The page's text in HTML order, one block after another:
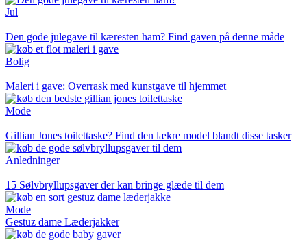
Jul
Den gode julegave til kæresten ham? Find gaven på denne måde
Bolig
Maleri i gave: Overrask med kunstgave til hjemmet
Mode
Gillian Jones toilettaske? Find den lækre model blandt disse tasker
Anledninger
15 Sølvbryllupsgaver der kan bringe glæde til dem
Mode
Gestuz dame Læderjakker